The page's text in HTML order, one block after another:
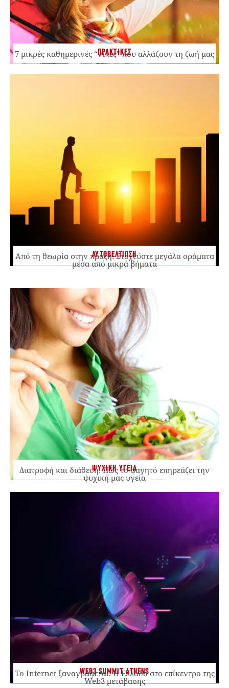
ΠΡΑΚΤΙΚΕΣ
7 μικρές καθημερινές “νίκες” που αλλάζουν τη ζωή μας
ΑΥΤΟΒΕΛΤΙΩΣΗ
Από τη θεωρία στην πράξη: Στοχεύστε μεγάλα οράματα
μέσα από μικρά βήματα
ΨΥΧΙΚΗ ΥΓΕΙΑ
Διατροφή και διάθεση: Πώς το φαγητό επηρεάζει την
ψυχική μας υγεία
WEB3 SUMMIT ATHENS
Το Internet ξαναγράφεται. Η Ελλάδα στο επίκεντρο της
Web3 μετάβασης